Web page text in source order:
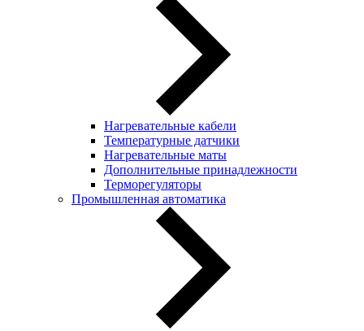
Нагревательные кабели
Температурные датчики
Нагревательные маты
Дополнительные принадлежности
Терморегуляторы
Промышленная автоматика